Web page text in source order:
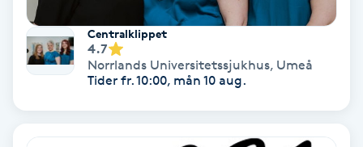
Shiatsu
Singelfransar
Centralklippet
4.7
Norrlands Universitetssjukhus, Umeå
Tider fr. 10:00, mån 10 aug.